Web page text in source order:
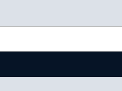
inons manifestwaar VMN